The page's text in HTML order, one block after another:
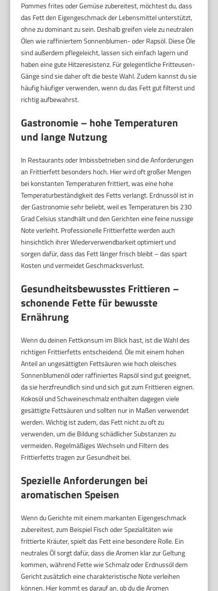
Pommes frites oder Gemüse zubereitest, möchtest du, dass
das Fett den Eigengeschmack der Lebensmittel unterstützt,
ohne zu dominant zu sein. Deshalb greifen viele zu neutralen
Ölen wie raffiniertem Sonnenblumen- oder Rapsöl. Diese Öle
sind außerdem pflegeleicht, lassen sich einfach lagern und
haben eine gute Hitzeresistenz. Für gelegentliche Fritteusen-
Gänge sind sie daher oft die beste Wahl. Zudem kannst du sie
häufig häufiger verwenden, wenn du das Fett gut filterst und
richtig aufbewahrst.
Gastronomie – hohe Temperaturen
und lange Nutzung
In Restaurants oder Imbissbetrieben sind die Anforderungen
an Frittierfett besonders hoch. Hier wird oft großer Mengen
bei konstanten Temperaturen frittiert, was eine hohe
Temperaturbeständigkeit des Fetts verlangt. Erdnussöl ist in
der Gastronomie sehr beliebt, weil es Temperaturen bis 230
Grad Celsius standhält und den Gerichten eine feine nussige
Note verleiht. Professionelle Frittierfette werden auch
hinsichtlich ihrer Wiederverwendbarkeit optimiert und
sorgen dafür, dass das Fett länger frisch bleibt – das spart
Kosten und vermeidet Geschmacksverlust.
Gesundheitsbewusstes Frittieren –
schonende Fette für bewusste
Ernährung
Wenn du deinen Fettkonsum im Blick hast, ist die Wahl des
richtigen Frittierfetts entscheidend. Öle mit einem hohen
Anteil an ungesättigten Fettsäuren wie hoch oleisches
Sonnenblumenöl oder raffiniertes Rapsöl sind gut geeignet,
da sie herzfreundlich sind und sich gut zum Frittieren eignen.
Kokosöl und Schweineschmalz enthalten dagegen viele
gesättigte Fettsäuren und sollten nur in Maßen verwendet
werden. Wichtig ist zudem, das Fett nicht zu oft zu
verwenden, um die Bildung schädlicher Substanzen zu
vermeiden. Regelmäßiges Wechseln und Filtern des
Frittierfetts tragen zur Gesundheit bei.
Spezielle Anforderungen bei
aromatischen Speisen
Wenn du Gerichte mit einem markanten Eigengeschmack
zubereitest, zum Beispiel Fisch oder Spezialitäten wie
frittierte Kräuter, spielt das Fett eine besondere Rolle. Ein
neutrales Öl sorgt dafür, dass die Aromen klar zur Geltung
kommen, während Fette wie Schmalz oder Erdnussöl dem
Gericht zusätzlich eine charakteristische Note verleihen
können. Hier kommt es darauf an, ob du die Aromen